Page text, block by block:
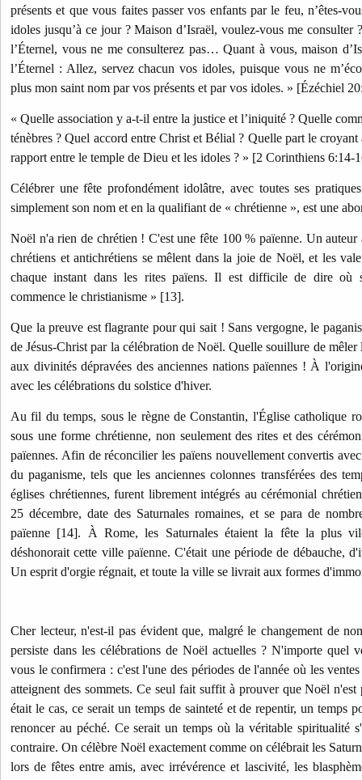
présents et que vous faites passer vos enfants par le feu, n’êtes-
idoles jusqu’à ce jour ? Maison d’Israël, voulez-vous me consulter
l’Éternel, vous ne me consulterez pas… Quant à vous, maison
l’Éternel : Allez, servez chacun vos idoles, puisque vous ne
plus mon saint nom par vos présents et par vos idoles. » [Ézéchiel
« Quelle association y a-t-il entre la justice et l’iniquité ? Quelle
ténèbres ? Quel accord entre Christ et Bélial ? Quelle part le
rapport entre le temple de Dieu et les idoles ? » [2 Corinthiens 6:14-
Célébrer une fête profondément idolâtre, avec toutes ses
simplement son nom et en la qualifiant de « chrétienne », est une
Noël n'a rien de chrétien ! C'est une fête 100 % païenne. Un auteur
chrétiens et antichrétiens se mêlent dans la joie de Noël, et les
chaque instant dans les rites païens. Il est difficile de dire où
commence le christianisme » [13].
Que la preuve est flagrante pour qui sait ! Sans vergogne, le
de Jésus-Christ par la célébration de Noël. Quelle souillure de
aux divinités dépravées des anciennes nations païennes ! À
avec les célébrations du solstice d'hiver.
Au fil du temps, sous le règne de Constantin, l'Église catholique
sous une forme chrétienne, non seulement des rites et des
païennes. Afin de réconcilier les païens nouvellement convertis
du paganisme, tels que les anciennes colonnes transférées des
églises chrétiennes, furent librement intégrés au cérémonial
25 décembre, date des Saturnales romaines, et se para de
païenne [14]. À Rome, les Saturnales étaient la fête la plus
déshonorait cette ville païenne. C'était une période de débauche,
Un esprit d'orgie régnait, et toute la ville se livrait aux formes
Cher lecteur, n'est-il pas évident que, malgré le changement de
persiste dans les célébrations de Noël actuelles ? N'importe quel
vous le confirmera : c'est l'une des périodes de l'année où les
atteignent des sommets. Ce seul fait suffit à prouver que Noël
était le cas, ce serait un temps de sainteté et de repentir, un temps
renoncer au péché. Ce serait un temps où la véritable spiritualité
contraire. On célèbre Noël exactement comme on célébrait les
lors de fêtes entre amis, avec irrévérence et lascivité, les